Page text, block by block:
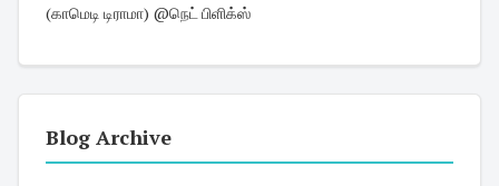
(காமெடி டிராமா) @நெட் பிளிக்ஸ்
Blog Archive